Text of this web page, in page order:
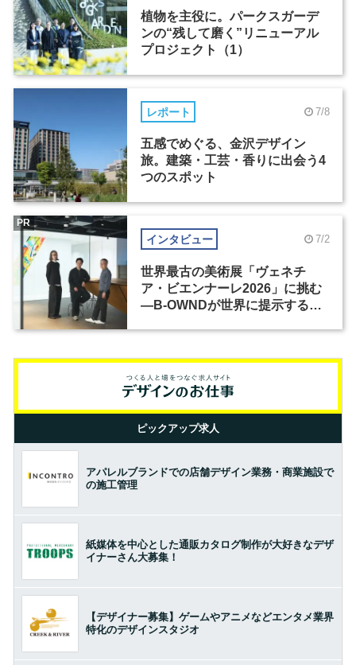
植物を主役に。パークスガーデ
ンの“残して磨く”リニューアル
プロジェクト（1）
レポート 7/8
五感でめぐる、金沢デザイン
旅。建築・工芸・香りに出会う4
つのスポット
インタビュー 7/2
世界最古の美術展「ヴェネチ
ア・ビエンナーレ2026」に挑む
―B-OWNDが世界に提示する美
PR
ピックアップ求人
アパレルブランドでの店舗デザイン業務・商業施設で
の施工管理
紙媒体を中心とした通販カタログ制作が大好きなデザ
イナーさん大募集！
【デザイナー募集】ゲームやアニメなどエンタメ業界
特化のデザインスタジオ